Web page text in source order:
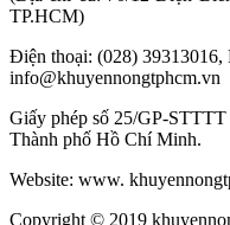
TP.HCM)
Điện thoại: (028)
info@khuyennongtphcm.vn
Giấy phép số 25/GP-
Thành phố Hồ Chí Minh.
Website: www.
Copyright © 2019